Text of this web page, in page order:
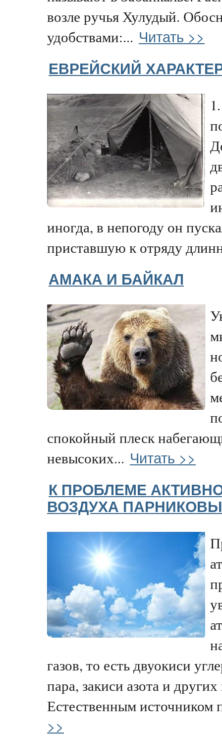
возле ручья Хулудый.
удобствами:... Читать >>
ЕВРЕЙСКИЙ
иногда, в непогоду он
приставшую к отряду
АМАКА И БАЙКАЛ
спокойный плеск
невысоких... Читать >>
К ПРОБЛЕМЕ
ВОЗДУХА
газов, то есть двуокиси
пара, закиси азота и
Естественным источником
>>